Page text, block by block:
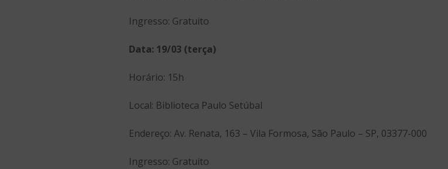
Ingresso: Gratuito
Data: 19/03 (terça)
Horário: 15h
Local: Biblioteca Paulo Setúbal
Endereço: Av. Renata, 163 – Vila Formosa, São Paulo – SP, 03377-000
Ingresso: Gratuito